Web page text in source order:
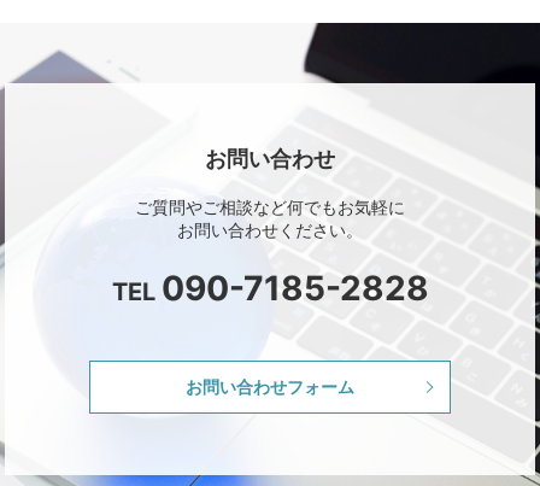
お問い合わせ
ご質問やご相談など何でもお気軽に
お問い合わせください。
TEL 090-7185-2828
お問い合わせフォーム